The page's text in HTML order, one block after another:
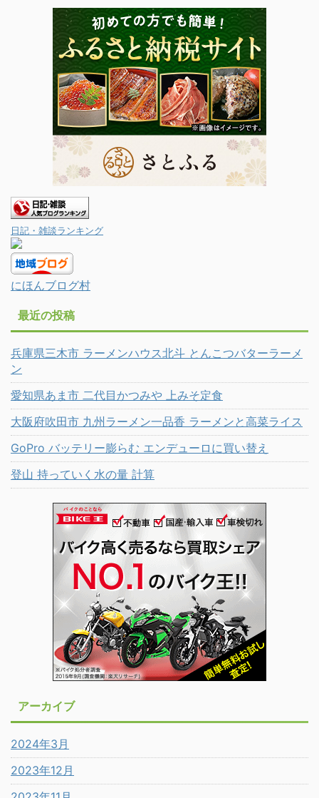
日記・雑談ランキング
にほんブログ村
最近の投稿
兵庫県三木市 ラーメンハウス北斗 とんこつバターラーメ
ン
愛知県あま市 二代目かつみや 上みそ定食
大阪府吹田市 九州ラーメン一品香 ラーメンと高菜ライス
GoPro バッテリー膨らむ エンデューロに買い替え
登山 持っていく水の量 計算
アーカイブ
2024年3月
2023年12月